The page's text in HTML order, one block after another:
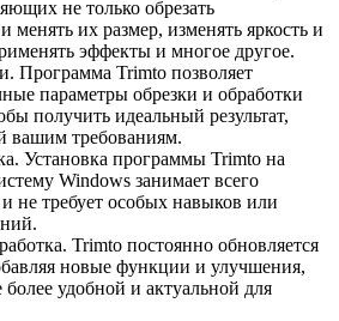
не только обрезать
менять их размер, изменять яркость и
эффекты и многое другое.
Программа Trimto позволяет
параметры обрезки и обработки
получить идеальный результат,
вашим требованиям.
Установка программы Trimto на
Windows занимает всего
не требует особых навыков или
Trimto постоянно обновляется
новые функции и улучшения,
более удобной и актуальной для